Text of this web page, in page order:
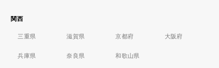
関西
三重県 滋賀県 京都府 大阪府
兵庫県 奈良県 和歌山県